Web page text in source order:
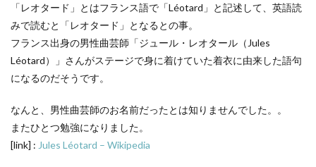
「レオタード」とはフランス語で「Léotard」と記述して、英語読
みで読むと「レオタード」となるとの事。
フランス出身の男性曲芸師「ジュール・レオタール（Jules
Léotard）」さんがステージで身に着けていた着衣に由来した語句
になるのだそうです。
なんと、男性曲芸師のお名前だったとは知りませんでした。。
またひとつ勉強になりました。
[link] : Jules Léotard – Wikipedia